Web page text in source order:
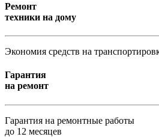
Ремонт
техники на дому
Экономия средств на
Гарантия
на ремонт
Гарантия на ремонтные работы
до 12 месяцев